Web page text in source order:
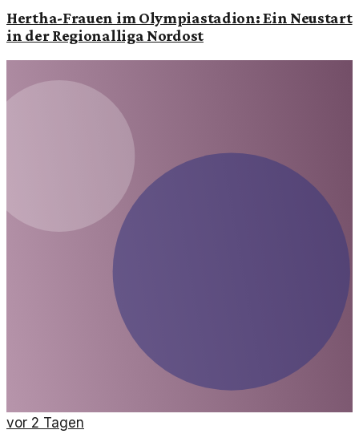
Hertha-Frauen im Olympiastadion: Ein Neustart
in der Regionalliga Nordost
vor 2 Tagen